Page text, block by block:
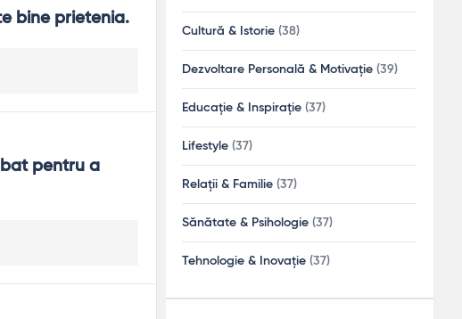
bine prietenia.
pentru a
Cultură & Istorie (38)
Dezvoltare Personală & Motivație (39)
Educație & Inspirație (37)
Lifestyle (37)
Relații & Familie (37)
Sănătate & Psihologie (37)
Tehnologie & Inovație (37)